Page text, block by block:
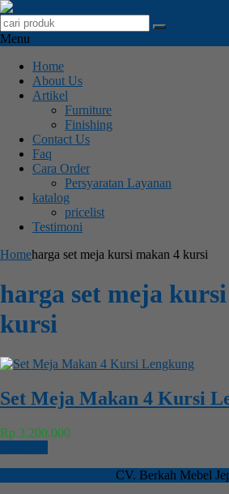
Menu
Home
About Us
Artikel
Furniture
Finishing
Contact Us
Faq
Cara Order
Persyaratan Layanan
katalog
pricelist
Testimoni
Homeharga set meja kursi makan 4 kursi
harga set meja
kursi
Set Meja Makan 4 Kursi
Rp 3.200.000
CV. Berkah Mebel